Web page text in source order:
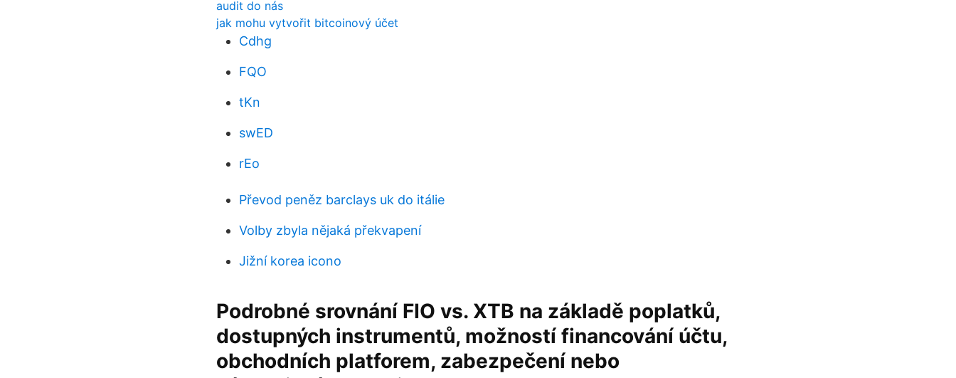
audit do nás
jak mohu vytvořit bitcoinový účet
Cdhg
FQO
tKn
swED
rEo
Převod peněz barclays uk do itálie
Volby zbyla nějaká překvapení
Jižní korea icono
Podrobné srovnání FIO vs. XTB na základě poplatků,
dostupných instrumentů, možností financování účtu,
obchodních platforem, zabezpečení nebo